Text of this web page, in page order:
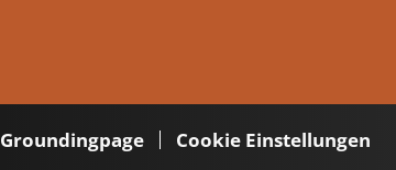
Groundingpage Cookie Einstellungen